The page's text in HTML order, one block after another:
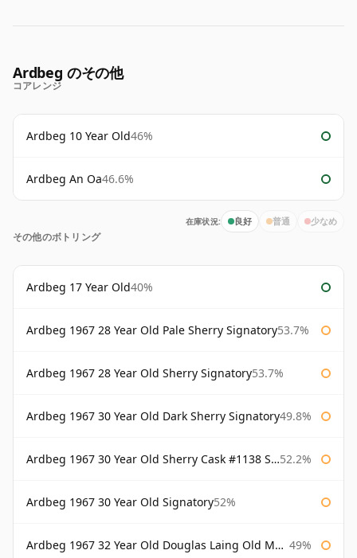
Ardbeg のその他
コアレンジ
Ardbeg 10 Year Old46%
Ardbeg An Oa46.6%
在庫状況: 良好 普通 少なめ
その他のボトリング
Ardbeg 17 Year Old40%
Ardbeg 1967 28 Year Old Pale Sherry Signatory53.7%
Ardbeg 1967 28 Year Old Sherry Signatory53.7%
Ardbeg 1967 30 Year Old Dark Sherry Signatory49.8%
Ardbeg 1967 30 Year Old Sherry Cask #1138 Signatory 52.2%
Ardbeg 1967 30 Year Old Signatory52%
Ardbeg 1967 32 Year Old Douglas Laing Old Malt Cask 49%